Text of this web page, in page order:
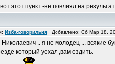
этот пункт -не повлиял на
Изба-говорильня Добавлено: Сб Мар 18,
Николаевич .. я не молодец ... всякие
который уехал ,вам ездить.